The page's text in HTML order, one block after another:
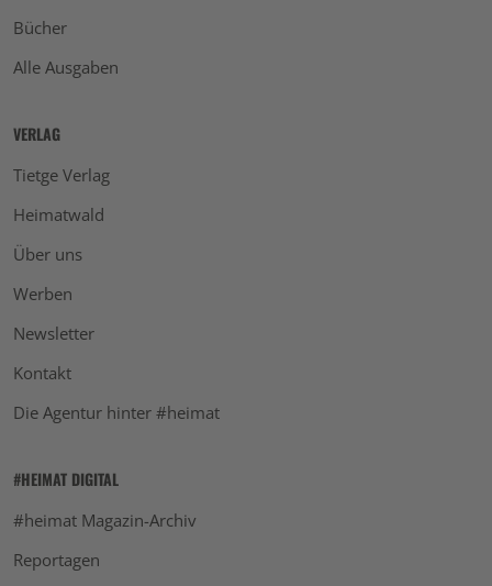
Bücher
Alle Ausgaben
VERLAG
Tietge Verlag
Heimatwald
Über uns
Werben
Newsletter
Kontakt
Die Agentur hinter #heimat
#HEIMAT DIGITAL
#heimat Magazin-Archiv
Reportagen